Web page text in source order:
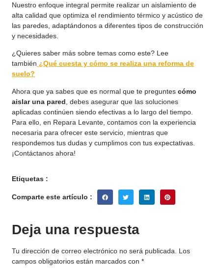
Nuestro enfoque integral permite realizar un aislamiento de
alta calidad que optimiza el rendimiento térmico y acústico de
las paredes, adaptándonos a diferentes tipos de construcción
y necesidades.
¿Quieres saber más sobre temas como este? Lee
también ¿Qué cuesta y cómo se realiza una reforma de
suelo?
Ahora que ya sabes que es normal que te preguntes cómo
aislar una pared , debes asegurar que las soluciones
aplicadas continúen siendo efectivas a lo largo del tiempo.
Para ello, en Repara Levante, contamos con la experiencia
necesaria para ofrecer este servicio, mientras que
respondemos tus dudas y cumplimos con tus expectativas.
¡Contáctanos ahora!
Etiquetas :
Comparte este artículo :
Deja una respuesta
Tu dirección de correo electrónico no será publicada. Los
campos obligatorios están marcados con *